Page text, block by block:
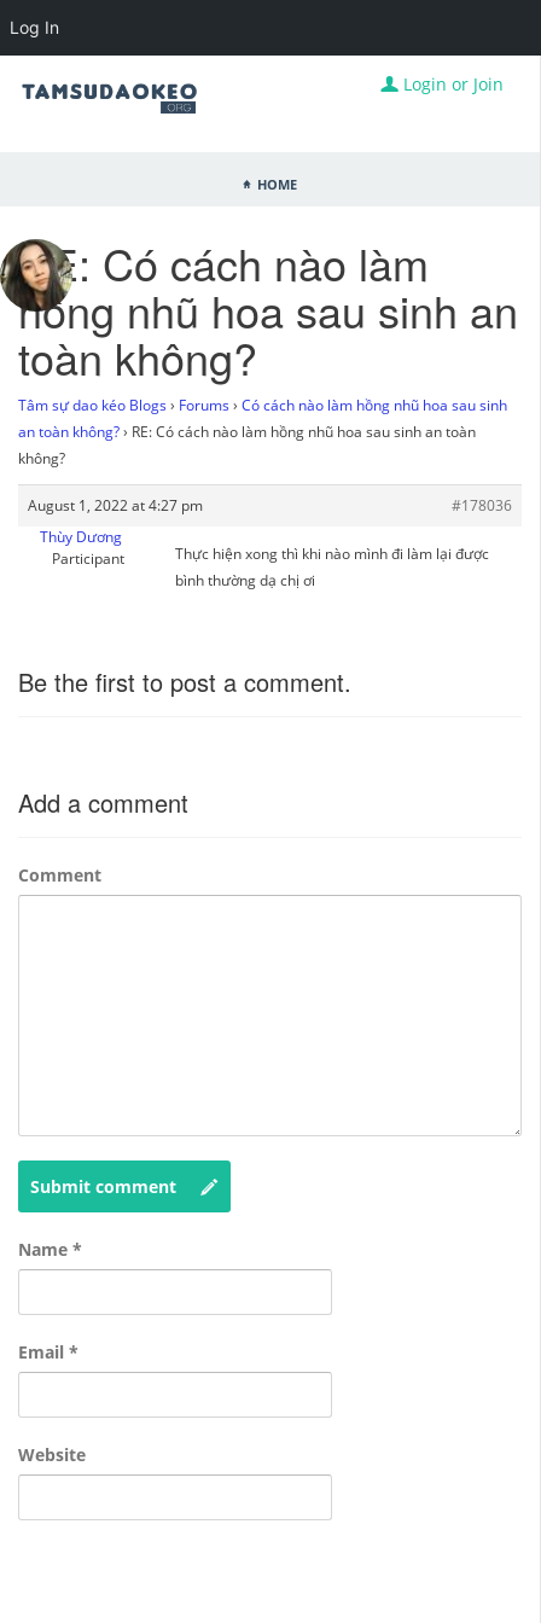
Login or Join
Home
RE: Có cách nào làm
hồng nhũ hoa sau sinh an
toàn không?
Tâm sự dao kéo Blogs › Forums › Có cách nào làm hồng nhũ hoa sau sinh
an toàn không?› RE: Có cách nào làm hồng nhũ hoa sau sinh an toàn
không?
August 1, 2022 at 4:27 pm
#178036
Thùy Dương
Participant
Thực hiện xong thì khi nào mình đi làm lại được
bình thường dạ chị ơi
Be the first to post a comment.
Add a comment
Comment
Submit comment
Name *
Email *
Website
Log In